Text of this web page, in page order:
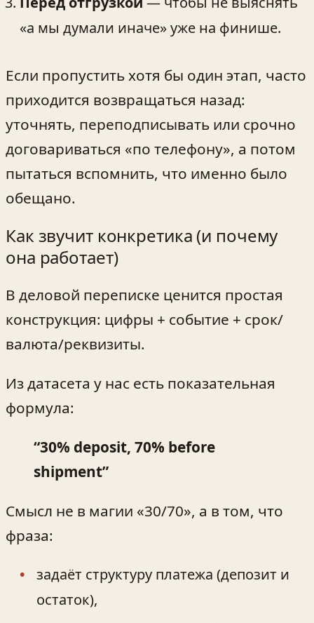
«а мы думали иначе» уже на финише.
Если пропустить хотя бы один этап, часто
приходится возвращаться назад:
уточнять, переподписывать или срочно
договариваться «по телефону», а потом
пытаться вспомнить, что именно было
обещано.
Как звучит конкретика (и почему
она работает)
В деловой переписке ценится простая
конструкция: цифры + событие + срок/
валюта/реквизиты.
Из датасета у нас есть показательная
формула:
“30% deposit, 70% before
shipment”
Смысл не в магии «30/70», а в том, что
фраза:
задаёт структуру платежа (депозит и
остаток),